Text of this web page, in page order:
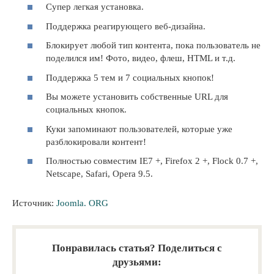
Супер легкая установка.
Поддержка реагирующего веб-дизайна.
Блокирует любой тип контента, пока пользователь не
поделился им! Фото, видео, флеш, HTML и т.д.
Поддержка 5 тем и 7 социальных кнопок!
Вы можете установить собственные URL для
социальных кнопок.
Куки запоминают пользователей, которые уже
разблокировали контент!
Полностью совместим IE7 +, Firefox 2 +, Flock 0.7 +,
Netscape, Safari, Opera 9.5.
Источник: Joomla. ORG
Понравилась статья? Поделиться с
друзьями: